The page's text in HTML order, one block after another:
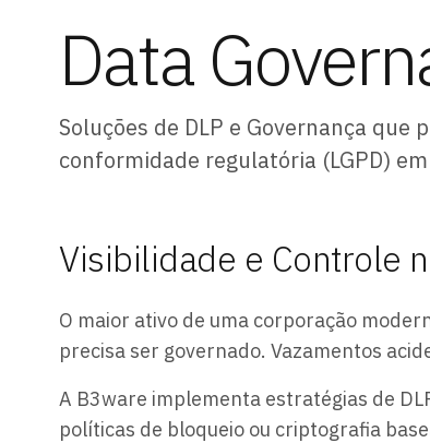
Data
Soluções de DLP e Governança
conformidade regulatória (LGPD)
Visibilidade e Controle
O maior ativo de uma corporação
precisa ser governado. Vazamentos
A B3ware implementa estratégias de
políticas de bloqueio ou criptografia